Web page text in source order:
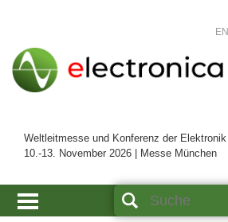
Weltleitmesse und Konferenz der Elektronik
10.-13. November 2026 | Messe München
EN